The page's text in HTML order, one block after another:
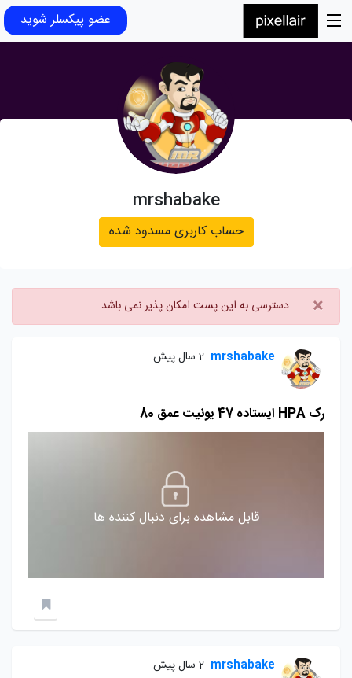
عضو پیکسلر شوید
mrshabake
حساب کاربری مسدود شده
× دسترسی به این پست امکان پذیر نمی باشد
mrshabake 2 سال پیش
رک HPA ايستاده 47 يونيت عمق 80
قابل مشاهده برای دنبال کننده ها
mrshabake 2 سال پیش